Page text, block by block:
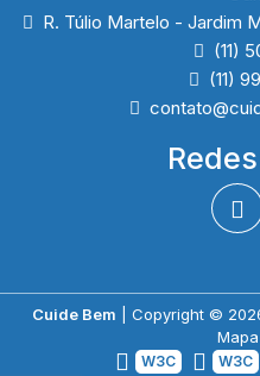
OUTROS
Regiões